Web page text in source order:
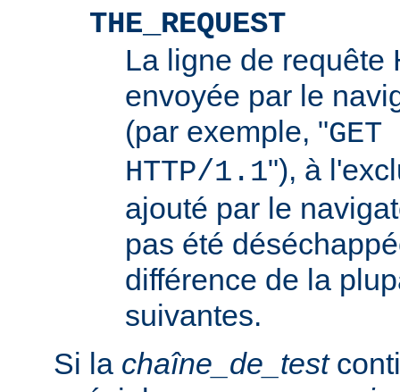
THE_REQUEST
La ligne de requête
envoyée par le
(par exemple, "
HTTP/1.1"), à
ajouté par le
pas été
différence de la
suivantes.
Si la chaîne_de_test